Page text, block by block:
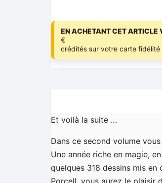
EN ACHETANT CET ARTICLE
€
crédités sur votre carte fidélité
Et voilà la suite …
Dans ce second volume
Une année riche en magie,
quelques 318 dessins mis